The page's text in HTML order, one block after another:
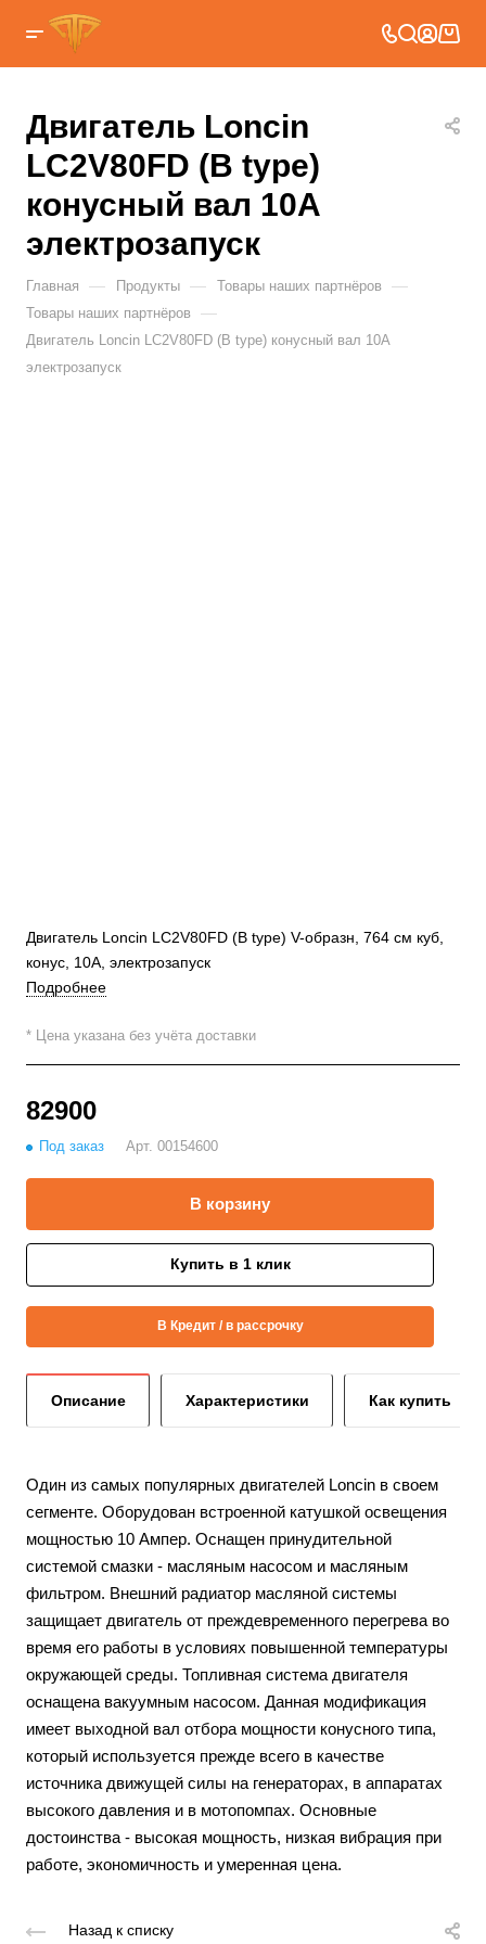
Двигатель Loncin
LC2V80FD (B type)
конусный вал 10А
электрозапуск
Главная — Продукты — Товары наших партнёров —
Товары наших партнёров —
Двигатель Loncin LC2V80FD (B type) конусный вал 10А
электрозапуск
Двигатель Loncin LC2V80FD (B type) V-образн, 764 см куб,
конус, 10А, электрозапуск
Подробнее
* Цена указана без учёта доставки
82900
Под заказ Арт. 00154600
В корзину
Купить в 1 клик
В Кредит / в рассрочку
Описание Характеристики Как купить
Один из самых популярных двигателей Loncin в своем
сегменте. Оборудован встроенной катушкой освещения
мощностью 10 Ампер. Оснащен принудительной
системой смазки - масляным насосом и масляным
фильтром. Внешний радиатор масляной системы
защищает двигатель от преждевременного перегрева во
время его работы в условиях повышенной температуры
окружающей среды. Топливная система двигателя
оснащена вакуумным насосом. Данная модификация
имеет выходной вал отбора мощности конусного типа,
который используется прежде всего в качестве
источника движущей силы на генераторах, в аппаратах
высокого давления и в мотопомпах. Основные
достоинства - высокая мощность, низкая вибрация при
работе, экономичность и умеренная цена.
Назад к списку